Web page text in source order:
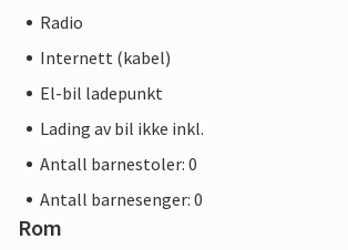
Radio
Internett (kabel)
El-bil ladepunkt
Lading av bil ikke inkl.
Antall barnestoler: 0
Antall barnesenger: 0
Rom